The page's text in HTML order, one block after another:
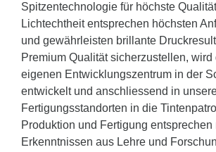
Spitzentechnologie für höchste
Lichtechtheit entsprechen höchsten
und gewährleisten brillante
Premium Qualität sicherzustellen, wird
eigenen Entwicklungszentrum in der
entwickelt und anschliessend in
Fertigungsstandorten in die
Produktion und Fertigung entsprechen
Erkenntnissen aus Lehre und